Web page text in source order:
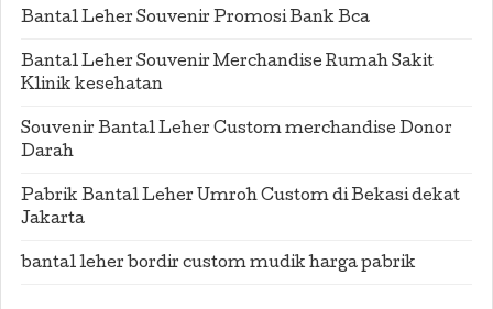
Bantal Leher Souvenir Promosi Bank Bca
Bantal Leher Souvenir Merchandise Rumah Sakit
Klinik kesehatan
Souvenir Bantal Leher Custom merchandise Donor
Darah
Pabrik Bantal Leher Umroh Custom di Bekasi dekat
Jakarta
bantal leher bordir custom mudik harga pabrik